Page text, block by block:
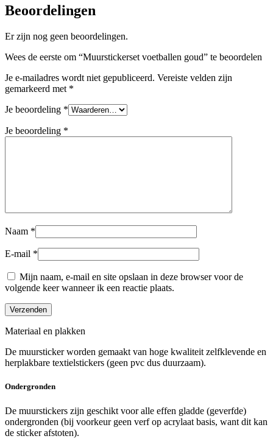
Beoordelingen
Er zijn nog geen beoordelingen.
Wees de eerste om “Muurstickerset voetballen goud” te beoordelen
Je e-mailadres wordt niet gepubliceerd. Vereiste velden zijn
gemarkeerd met *
Je beoordeling *
Je beoordeling *
Naam *
E-mail *
Mijn naam, e-mail en site opslaan in deze browser voor de
volgende keer wanneer ik een reactie plaats.
Materiaal en plakken
De muursticker worden gemaakt van hoge kwaliteit zelfklevende en
herplakbare textielstickers (geen pvc dus duurzaam).
Ondergronden
De muurstickers zijn geschikt voor alle effen gladde (geverfde)
ondergronden (bij voorkeur geen verf op acrylaat basis, want dit kan
de sticker afstoten).